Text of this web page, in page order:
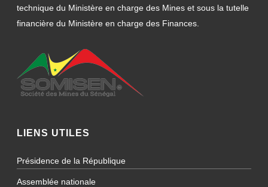
technique du Ministère en charge des Mines et sous la tutelle
financière du Ministère en charge des Finances.
LIENS UTILES
Présidence de la République
Assemblée nationale